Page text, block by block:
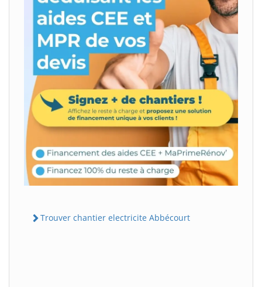
Trouver chantier electricite Abbécourt